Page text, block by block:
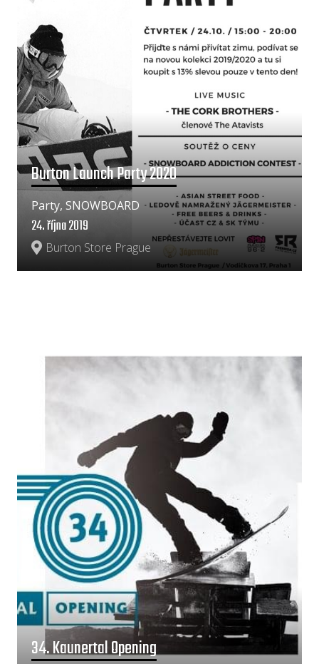
Burton Launch Party 2020
Burton Store Prague
24. října 2019
Party, SNOWBOARD
34. Kaunertal Opening